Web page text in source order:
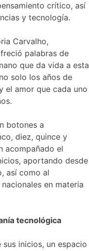
crítico, así
y tecnología.
Carvalho,
palabras de
que da vida a esta
solo los años de
el amor que cada uno
botones a
diez, quince y
acompañado el
aportando desde
así como al
en materia
tecnológica
inicios, un espacio